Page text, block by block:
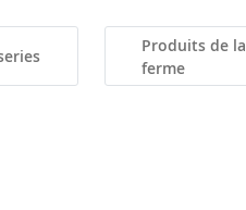
Produits de la
ferme